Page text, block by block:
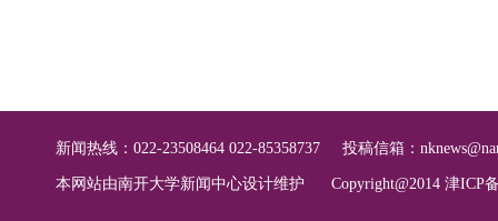
新闻热线：022-23508464 022-85358737 投稿信箱：
本网站由南开大学新闻中心设计维护 Copyright@2014 津ICP